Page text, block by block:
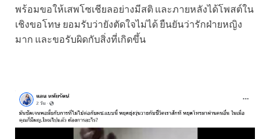
พร้อมขอให้เสพโซเชียลอย่างมีสติ และภายหลังได้โพสต์ใน
เชิงขอโทษ ยอมรับว่ายังตัดใจไม่ได้ ยืนยันว่ารักฝ่ายหญิง
มาก และขอรับผิดกับสิ่งที่เกิดขึ้น